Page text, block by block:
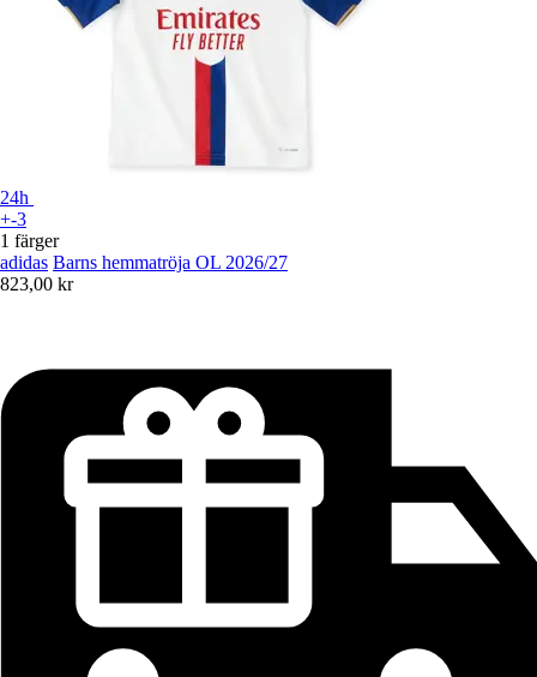
24h
+-3
1 färger
adidas Barns hemmatröja OL 2026/27
823,00 kr